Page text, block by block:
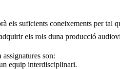
els suficients coneixements per
els rols duna producció
assignatures son:
equip interdisciplinari.